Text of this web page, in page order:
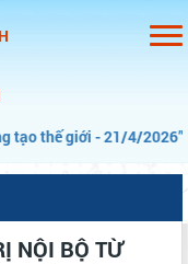
thế giới - 21/4/2026”
NỘI BỘ TỪ